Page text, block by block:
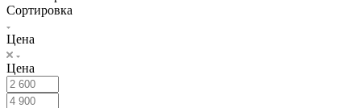
Сортировка
Цена
Цена